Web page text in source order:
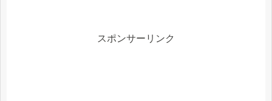
スポンサーリンク